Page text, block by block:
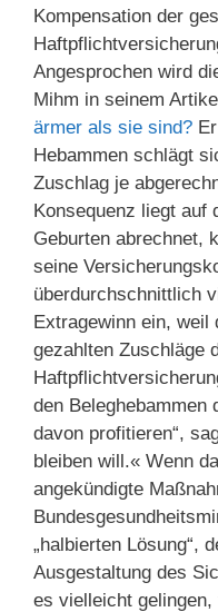
Kompensation der
Angesprochen wird
Mihm in seinem
ärmer als sie sind?
Hebammen schlägt
Zuschlag je
Konsequenz liegt auf
Geburten abrechnet,
seine
überdurchschnittlich
Extragewinn ein, weil
gezahlten Zuschläge
den Beleghebammen
davon profitieren“,
bleiben will.« Wenn
angekündigte
„halbierten Lösung“,
Ausgestaltung des
es vielleicht